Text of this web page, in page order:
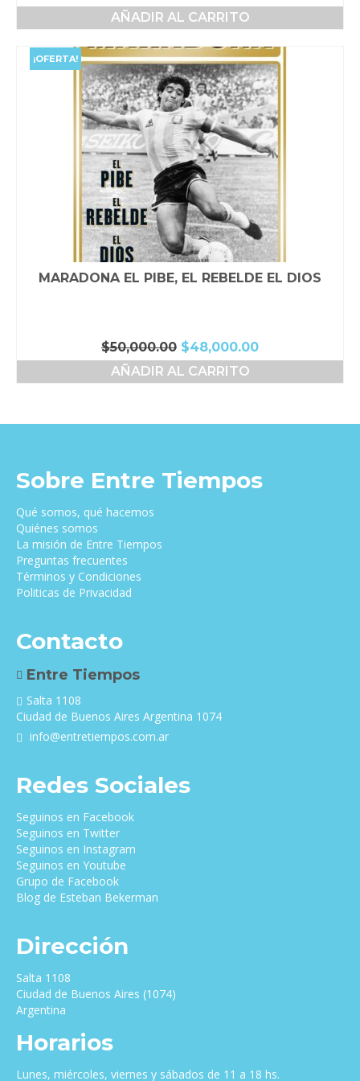
precio
original
$30,000.00.
precio
$28,000.00.
AÑADIR AL CARRITO
¡OFERTA!
MARADONA EL PIBE, EL REBELDE EL DIOS
$50,000.00 El
precio
original
$48,000.00El
precio
AÑADIR AL CARRITO
Sobre Entre Tiempos
Qué somos, qué hacemos
Quiénes somos
La misión de Entre Tiempos
Preguntas frecuentes
Términos y Condiciones
Politicas de Privacidad
Contacto
Entre Tiempos
Salta 1108
Ciudad de Buenos Aires Argentina 1074
info@entretiempos.com.ar
Redes Sociales
Seguinos en Facebook
Seguinos en Twitter
Seguinos en Instagram
Seguinos en Youtube
Grupo de Facebook
Blog de Esteban Bekerman
Dirección
Salta 1108
Ciudad de Buenos Aires (1074)
Argentina
Horarios
Lunes, miércoles, viernes y sábados de 11 a 18 hs.